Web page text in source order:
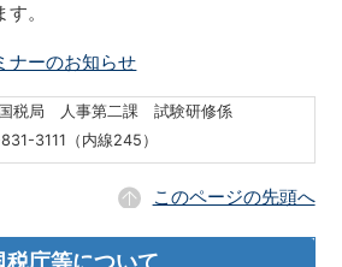
。
ナーのお知らせ
税局 人事第二課 試験研修係
3111（内線245）
このページの先頭へ